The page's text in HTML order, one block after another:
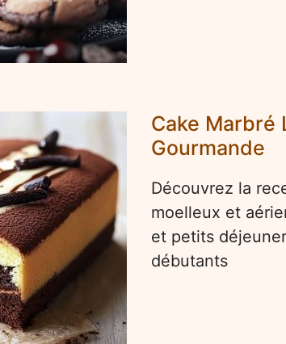
Cake Marbré
Gourmande
Découvrez la
moelleux et
et petits
débutants